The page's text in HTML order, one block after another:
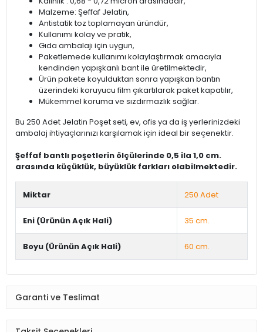
Malzeme: Şeffaf Jelatin,
Antistatik toz toplamayan üründür,
Kullanımı kolay ve pratik,
Gıda ambalajı için uygun,
Paketlemede kullanımı kolaylaştırmak amacıyla
kendinden yapışkanlı bant ile üretilmektedir,
Ürün pakete koyulduktan sonra yapışkan bantın
üzerindeki koruyucu film çıkartılarak paket kapatılır,
Mükemmel koruma ve sızdırmazlık sağlar.
Bu 250 Adet Jelatin Poşet seti, ev, ofis ya da iş yerlerinizdeki
ambalaj ihtiyaçlarınızı karşılamak için ideal bir seçenektir.
Şeffaf bantlı poşetlerin ölçülerinde 0,5 ila 1,0 cm.
arasında küçüklük, büyüklük farkları olabilmektedir.
Miktar 250 Adet
Eni (Ürünün Açık Hali) 35 cm.
Boyu (Ürünün Açık Hali) 60 cm.
Garanti ve Teslimat